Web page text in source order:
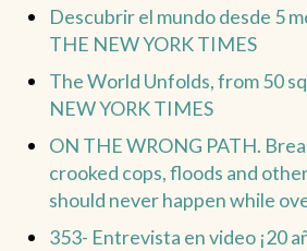
Descubrir el mundo desde 5
THE NEW YORK TIMES
The World Unfolds, from 50
NEW YORK TIMES
ON THE WRONG PATH.
crooked cops, floods and
should never happen while
353- Entrevista en video ¡20